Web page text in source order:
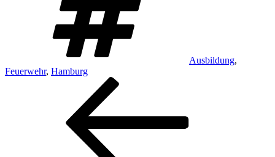
Ausbildung,
Feuerwehr, Hamburg
Beitragsnavigation